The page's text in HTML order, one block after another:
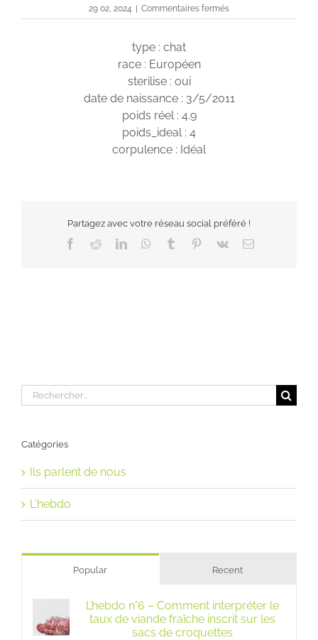
29 02, 2024 Commentaires ferméssur
Cyane
type : chat
race : Européen
sterilise : oui
date de naissance : 3/5/2011
poids réel : 4.9
poids_ideal : 4
corpulence : Idéal
Partagez avec votre réseau social préféré !
Facebook
RedditLinkedInWhatsApp
Tumblr Pinterest
Vk Email
Rechercher:
Catégories
Ils parlent de nous
L'hebdo
Popular Recent
L’hebdo n°6 – Comment interpréter le
taux de viande fraîche inscrit sur les
sacs de croquettes